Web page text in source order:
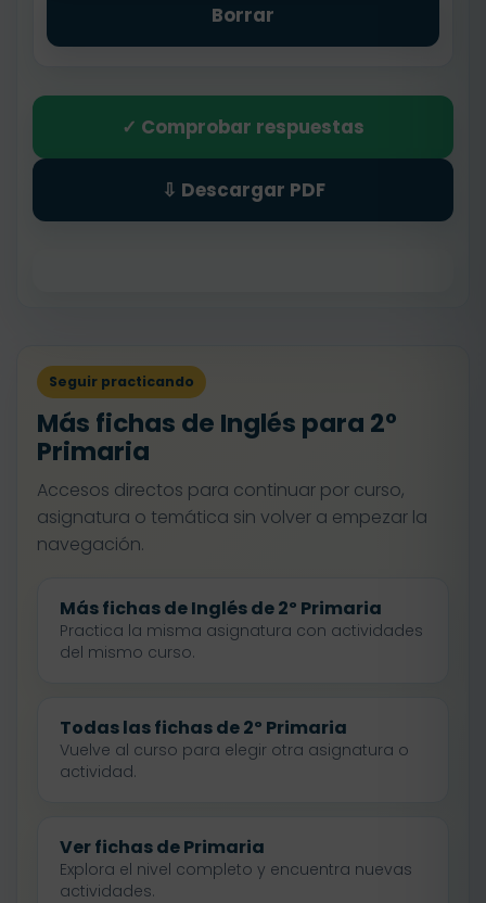
Borrar
✓ Comprobar respuestas
⇩ Descargar PDF
Seguir practicando
Más fichas de Inglés para 2º
Primaria
Accesos directos para continuar por curso,
asignatura o temática sin volver a empezar la
navegación.
Más fichas de Inglés de 2º Primaria
Practica la misma asignatura con actividades
del mismo curso.
Todas las fichas de 2º Primaria
Vuelve al curso para elegir otra asignatura o
actividad.
Ver fichas de Primaria
Explora el nivel completo y encuentra nuevas
actividades.